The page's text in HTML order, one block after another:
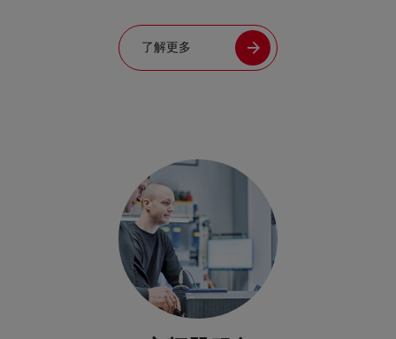
了解更多